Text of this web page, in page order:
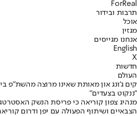
ForReal
תרבות ובידור
אוכל
מגזין
אנחנו מגייסים
English
X
חדשות
העולם
קים ג'ונג און מאותת שאינו מרוצה מהשת"פ
"ננקוט בצעדים"
מנהיג צפון קוריאה כי פריסת הנשק
הצבאיים ושיתוף הפעולה עם יפן ודרום